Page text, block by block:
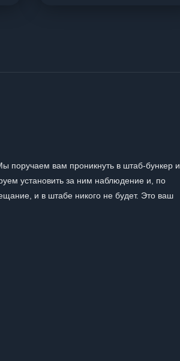
поручаем вам проникнуть в штаб-бункер и
установить за ним наблюдение и, по
и в штабе никого не будет. Это ваш